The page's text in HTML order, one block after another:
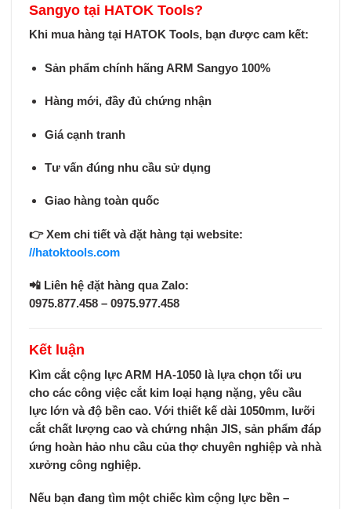
Sangyo tại HATOK Tools?
Khi mua hàng tại HATOK Tools, bạn được cam kết:
Sản phẩm chính hãng ARM Sangyo 100%
Hàng mới, đầy đủ chứng nhận
Giá cạnh tranh
Tư vấn đúng nhu cầu sử dụng
Giao hàng toàn quốc
👉Xem chi tiết và đặt hàng tại website:
//hatoktools.com
📲 Liên hệ đặt hàng qua Zalo:
0975.877.458 – 0975.977.458
Kết luận
Kìm cắt cộng lực ARM HA-1050 là lựa chọn tối ưu
cho các công việc cắt kim loại hạng nặng, yêu cầu
lực lớn và độ bền cao. Với thiết kế dài 1050mm, lưỡi
cắt chất lượng cao và chứng nhận JIS, sản phẩm đáp
ứng hoàn hảo nhu cầu của thợ chuyên nghiệp và nhà
xưởng công nghiệp.
Nếu bạn đang tìm một chiếc kìm cộng lực bền –